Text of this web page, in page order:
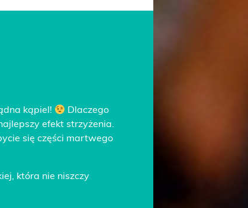
kąpiel!
Dlaczego
efekt strzyżenia.
się części martwego
która nie niszczy